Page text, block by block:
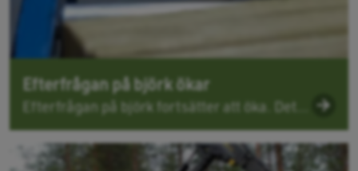
Efterfrågan på björk ökar
Efterfrågan på björk fortsätter att öka. Det...